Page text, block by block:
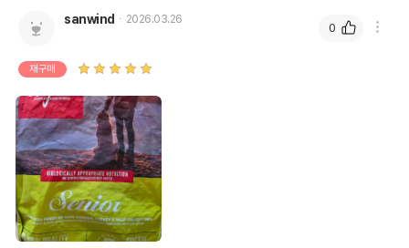
sanwind 2026.03.26
재구매
0